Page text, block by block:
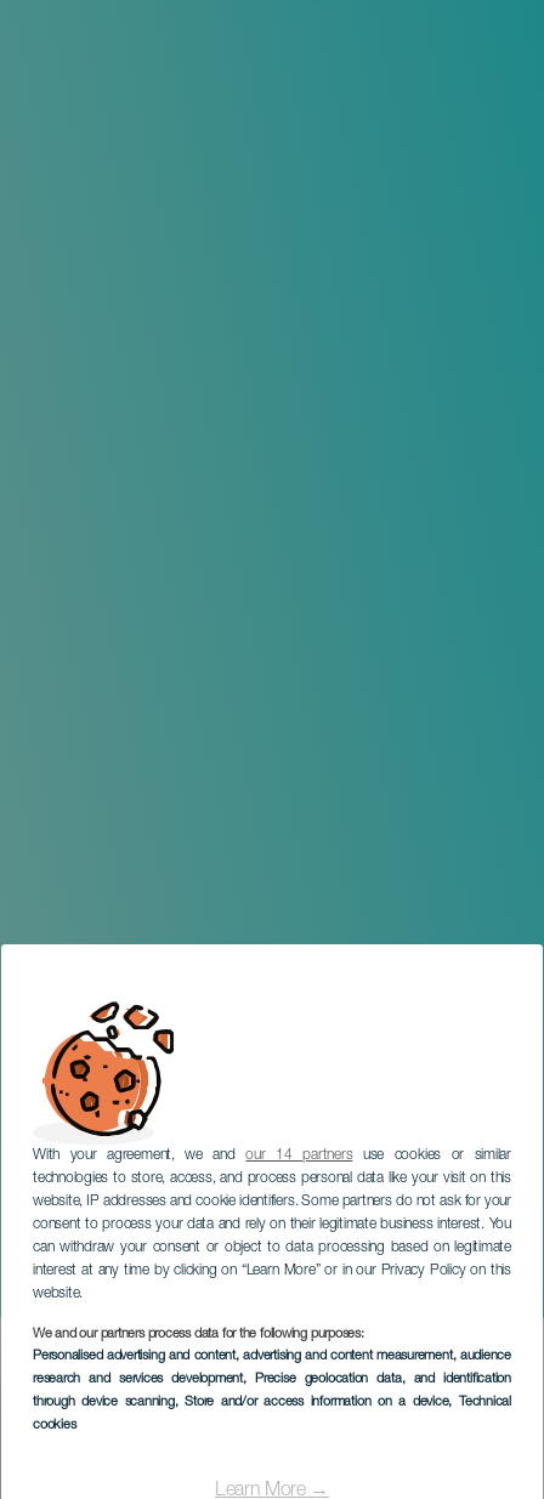
With your agreement, we andour 14 partnersuse cookies or similar
technologies to store, access, and process personal data like your visit on this
website, IP addresses and cookie identifiers. Some partners do not ask for your
consent to process your data and rely on their legitimate business interest. You
can withdraw your consent or object to data processing based on legitimate
interest at any time by clicking on “Learn More” or in our Privacy Policy on this
website.
We and our partners process data for the following purposes:
Personalised advertising and content, advertising and content measurement, audience
research and services development, Precise geolocation data, and identification
through device scanning, Store and/or access information on a device, Technical
cookies
Learn More →
Foire artisanale à Noël
LANZAROTE
Imagen
Listado